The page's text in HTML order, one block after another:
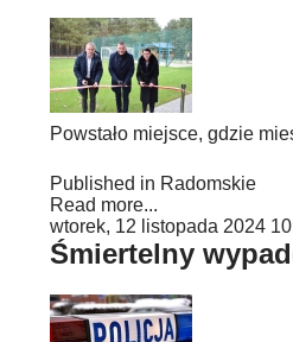
Powstało miejsce, gdzie
Published in Radomskie
Read more...
wtorek, 12 listopada 2024
Śmiertelny